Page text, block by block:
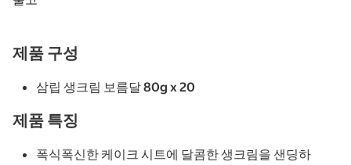
제품 구성
삼립 생크림 보름달 80g x 20
제품 특징
폭식폭신한 케이크 시트에 달콤한 생크림을 샌딩하